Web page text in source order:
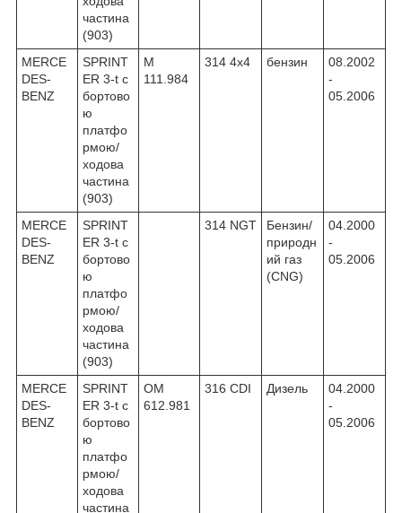
частина
(903)
MERCE
DES-
BENZ
SPRINT
ER 3-t c
бортово
ю
платфо
рмою/
ходова
частина
(903)
M
111.984
314 4x4 бензин
08.2002
-
05.2006
MERCE
DES-
BENZ
SPRINT
ER 3-t c
бортово
ю
платфо
рмою/
ходова
частина
(903)
314 NGT
Бензин/
природн
ий газ
(CNG)
04.2000
-
05.2006
MERCE
DES-
BENZ
SPRINT
ER 3-t c
бортово
ю
платфо
рмою/
ходова
частина
OM
612.981
316 CDI Дизель
04.2000
-
05.2006